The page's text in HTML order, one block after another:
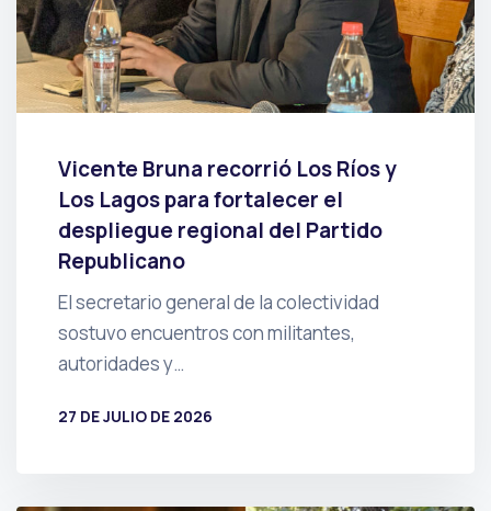
Vicente Bruna recorrió Los Ríos y
Los Lagos para fortalecer el
despliegue regional del Partido
Republicano
El secretario general de la colectividad
sostuvo encuentros con militantes,
autoridades y…
27 DE JULIO DE 2026